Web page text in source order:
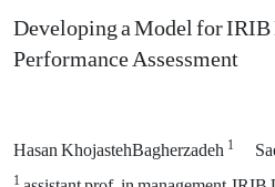
Developing a Model for
Performance Assessment
Hasan KhojastehBagherzadeh1
1